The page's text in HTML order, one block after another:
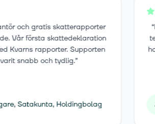
och gratis skatterapporter
Vår första skattedeklaration
med Kvarns rapporter. Supporten
har varit snabb och tydlig.
Satakunta, Holdingbolag